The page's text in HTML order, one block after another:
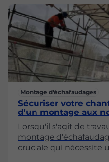
Montage d'échafaudages
Sécuriser votre
d'un montage aux
Lorsqu'il s'agit de
montage
cruciale qui nécessite